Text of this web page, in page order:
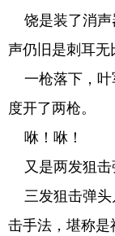
饶是装了消声
声仍旧是刺耳无
一枪落下，叶
度开了两枪。
咻！咻！
又是两发狙击
三发狙击弹头
击手法，堪称是